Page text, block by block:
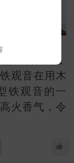
铁观音外，
观音在用木
铁观音的一
火香气，令